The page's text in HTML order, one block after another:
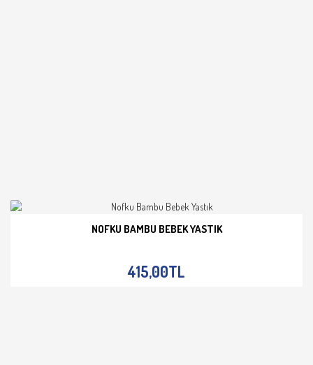
NOFKU BAMBU BEBEK YASTIK
415,00TL